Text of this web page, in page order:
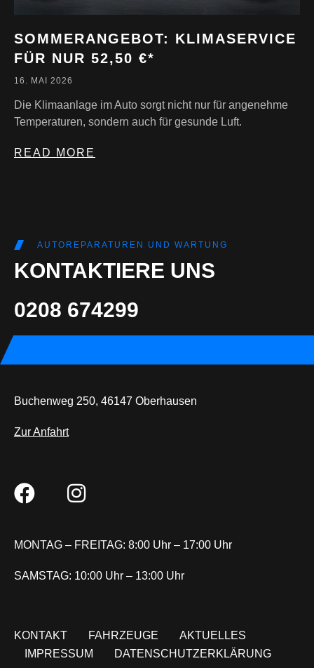
SOMMERANGEBOT: KLIMASERVICE
FÜR NUR 52,50 €*
16. MAI 2026
Die Klimaanlage im Auto sorgt nicht nur für angenehme
Temperaturen, sondern auch für gesunde Luft.
READ MORE
AUTOREPARATUREN UND WARTUNG
KONTAKTIERE UNS
0208 674299
Buchenweg 250, 46147 Oberhausen
Zur Anfahrt
MONTAG – FREITAG: 8:00 Uhr – 17:00 Uhr
SAMSTAG: 10:00 Uhr – 13:00 Uhr
KONTAKT FAHRZEUGE
AKTUELLES
IMPRESSUM
DATENSCHUTZERKLÄRUNG